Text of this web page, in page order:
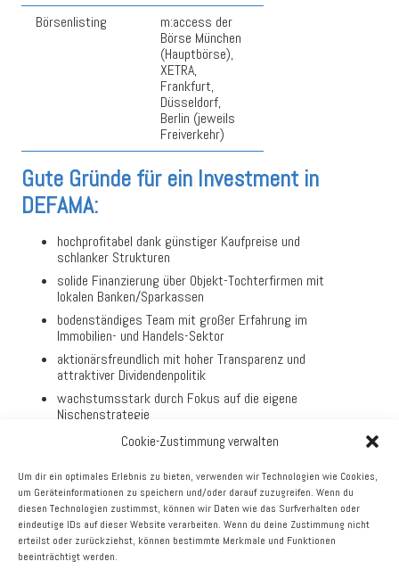
Cookie-Zustimmung verwalten
Um dir ein optimales Erlebnis zu bieten, verwenden wir Technologien wie Cookies,
um Geräteinformationen zu speichern und/oder darauf zuzugreifen. Wenn du
diesen Technologien zustimmst, können wir Daten wie das Surfverhalten oder
eindeutige IDs auf dieser Website verarbeiten. Wenn du deine Zustimmung nicht
erteilst oder zurückziehst, können bestimmte Merkmale und Funktionen
beeinträchtigt werden.
Börsenlisting
m:access der
Börse München
(Hauptbörse),
XETRA,
Frankfurt,
Düsseldorf,
Berlin (jeweils
Freiverkehr)
Gute Gründe für ein Investment in
DEFAMA:
hochprofitabel dank günstiger Kaufpreise und
schlanker Strukturen
solide Finanzierung über Objekt-Tochterfirmen mit
lokalen Banken/Sparkassen
bodenständiges Team mit großer Erfahrung im
Immobilien- und Handels-Sektor
aktionärsfreundlich mit hoher Transparenz und
attraktiver Dividendenpolitik
wachstumsstark durch Fokus auf die eigene
Nischenstrategie
Aktie
Finanzberichte
Finanzkalender